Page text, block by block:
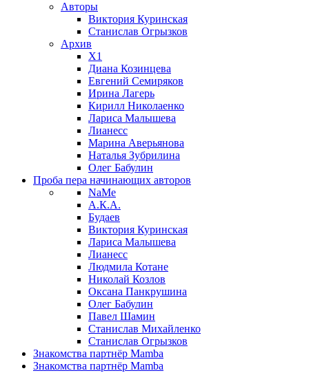
Авторы
Виктория Куринская
Станислав Огрызков
Архив
X1
Диана Козинцева
Евгений Семиряков
Ирина Лагерь
Кирилл Николаенко
Лариса Малышева
Лианесс
Марина Аверьянова
Наталья Зубрилина
Олег Бабулин
Проба пера начинающих авторов
NaMe
А.К.А.
Будаев
Виктория Куринская
Лариса Малышева
Лианесс
Людмила Котане
Николай Козлов
Оксана Панкрушина
Олег Бабулин
Павел Шамин
Станислав Михайленко
Станислав Огрызков
Знакомства партнёр Mamba
Знакомства партнёр Mamba